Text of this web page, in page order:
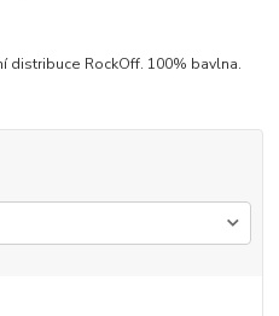
distribuce RockOff. 100% bavlna.